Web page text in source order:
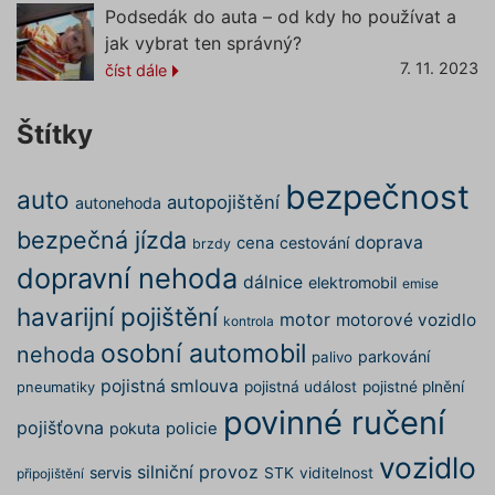
Podsedák do auta – od kdy ho používat a
jak vybrat ten správný?
číst dále 7. 11. 2023
Štítky
auto autonehoda autopojištění bezpečnost
bezpečná jízda brzdy cena cestování doprava
dopravní nehoda dálnice elektromobil emise
havarijní pojištění kontrola motor motorové vozidlo
nehoda osobní automobil palivo parkování
pneumatiky pojistná smlouva pojistná událost pojistné plnění
pojišťovna pokuta policie povinné ručení
připojištění servis silniční provoz STK viditelnost vozidlo
údajůaZásadách používání
souborů cookie.“
dalšího
o relaci
testing
1 den
Tento
utm_source
.povinne-
ruceni.com
1 den
Tento